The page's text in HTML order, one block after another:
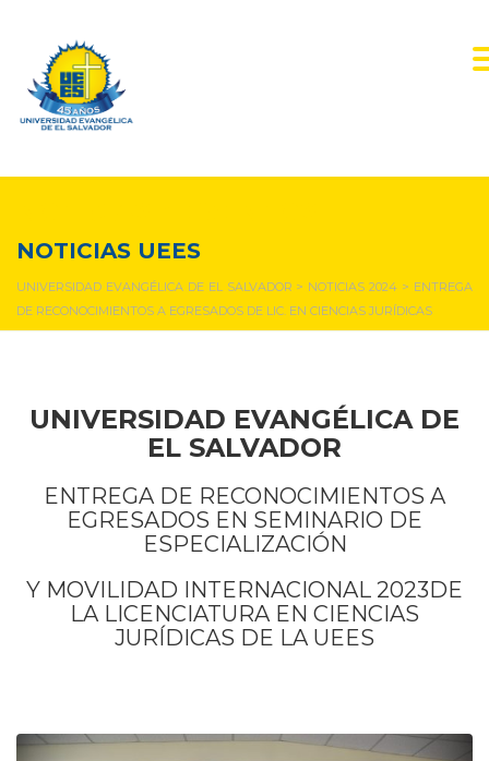
NOTICIAS UEES
UNIVERSIDAD EVANGÉLICA DE EL SALVADOR > NOTICIAS 2024 > ENTREGA
DE RECONOCIMIENTOS A EGRESADOS DE LIC. EN CIENCIAS JURÍDICAS
UNIVERSIDAD EVANGÉLICA DE
EL SALVADOR
ENTREGA DE RECONOCIMIENTOS A
EGRESADOS EN SEMINARIO DE
ESPECIALIZACIÓN
Y MOVILIDAD INTERNACIONAL 2023DE
LA LICENCIATURA EN CIENCIAS
JURÍDICAS DE LA UEES